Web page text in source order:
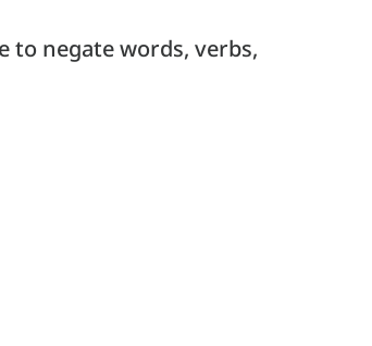
to negate words, verbs,